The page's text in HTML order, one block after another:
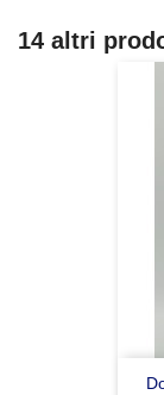
14 altri